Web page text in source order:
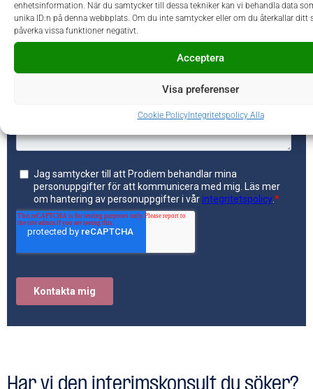
enhetsinformation. När du samtycker till dessa tekniker kan vi behandla data
unika ID:n på denna webbplats. Om du inte samtycker eller om du återkallar ditt
påverka vissa funktioner negativt.
Acceptera
Visa preferenser
Cookie PolicyIntegritetspolicy Alla